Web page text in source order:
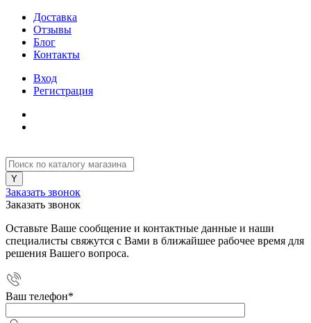
Доставка
Отзывы
Блог
Контакты
Вход
Регистрация
Заказать звонок
Заказать звонок
Оставьте Ваше сообщение и контактные данные и наши
специалисты свяжутся с Вами в ближайшее рабочее время для
решения Вашего вопроса.
Ваш телефон*